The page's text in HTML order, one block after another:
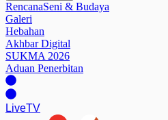
RencanaSeni & Budaya
Galeri
Hebahan
Akhbar Digital
SUKMA 2026
Aduan Penerbitan
LiveTV